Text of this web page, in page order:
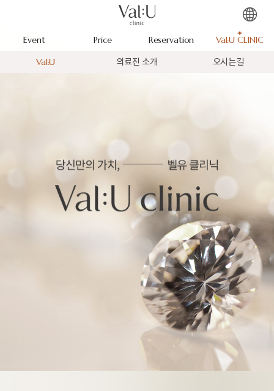
Event Price Reservation Val:U CLINIC
Val:U 의료진 소개 오시는길